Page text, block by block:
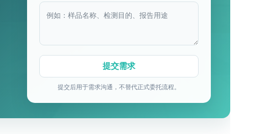
提交后用于需求沟通，不替代正式委托流程。